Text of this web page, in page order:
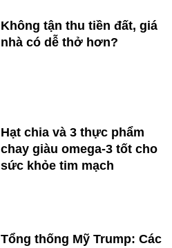
Không tận thu tiền đất, giá
nhà có dễ thở hơn?
Hạt chia và 3 thực phẩm
chay giàu omega-3 tốt cho
sức khỏe tim mạch
Tổng thống Mỹ Trump: Các